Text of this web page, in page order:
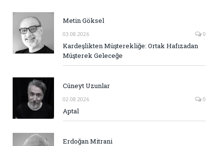
Metin Göksel
03.08.2026 0
Kardeşlikten Müşterekliğe: Ortak Hafızadan
Müşterek Geleceğe
Cüneyt Uzunlar
02.08.2026 0
Aptal
Erdoğan Mitrani